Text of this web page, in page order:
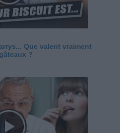
Que valent vraiment
?